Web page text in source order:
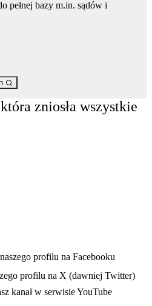
pełnej bazy m.in. sądów i
zniosła wszystkie
w nowej karcieprofilu na Facebooku
profilu na X (dawniej Twitter)
w nowej karcie
kanał w serwisie YouTube